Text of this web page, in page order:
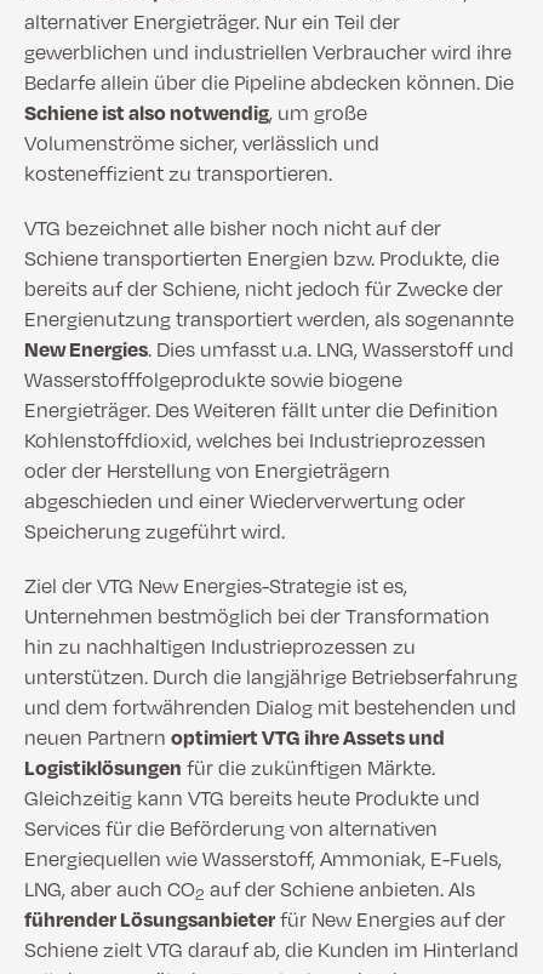
alternativer Energieträger. Nur ein Teil der
gewerblichen und industriellen Verbraucher wird ihre
Bedarfe allein über die Pipeline abdecken können. Die
Schiene ist also notwendig, um große
Volumenströme sicher, verlässlich und
kosteneffizient zu transportieren.
VTG bezeichnet alle bisher noch nicht auf der
Schiene transportierten Energien bzw. Produkte, die
bereits auf der Schiene, nicht jedoch für Zwecke der
Energienutzung transportiert werden, als sogenannte
New Energies. Dies umfasst u.a. LNG, Wasserstoff und
Wasserstofffolgeprodukte sowie biogene
Energieträger. Des Weiteren fällt unter die Definition
Kohlenstoffdioxid, welches bei Industrieprozessen
oder der Herstellung von Energieträgern
abgeschieden und einer Wiederverwertung oder
Speicherung zugeführt wird.
Ziel der VTG New Energies-Strategie ist es,
Unternehmen bestmöglich bei der Transformation
hin zu nachhaltigen Industrieprozessen zu
unterstützen. Durch die langjährige Betriebserfahrung
und dem fortwährenden Dialog mit bestehenden und
neuen Partnern optimiert VTG ihre Assets und
Logistiklösungen für die zukünftigen Märkte.
Gleichzeitig kann VTG bereits heute Produkte und
Services für die Beförderung von alternativen
Energiequellen wie Wasserstoff, Ammoniak, E-Fuels,
LNG, aber auch CO2 auf der Schiene anbieten. Als
führender Lösungsanbieterfür New Energies auf der
Schiene zielt VTG darauf ab, die Kunden im Hinterland